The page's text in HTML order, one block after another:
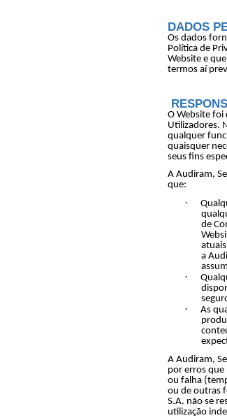
DADOS
Os dados
Política de
Website e
termos aí
O Website foi
Utilizadores.
qualquer
quaisquer
seus fins
A Audiram,
que:
·
de
a
·
·
As
A Audiram,
por erros que
ou falha
ou de outras
S.A. não se
utilização